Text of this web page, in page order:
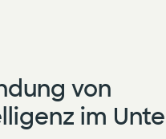
von
im